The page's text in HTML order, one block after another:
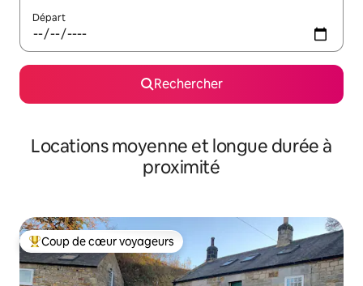
Départ
Rechercher
Locations moyenne et longue durée à
proximité
Coups de cœur voyageurs les plus appréciés
Coup de cœur voyageurs